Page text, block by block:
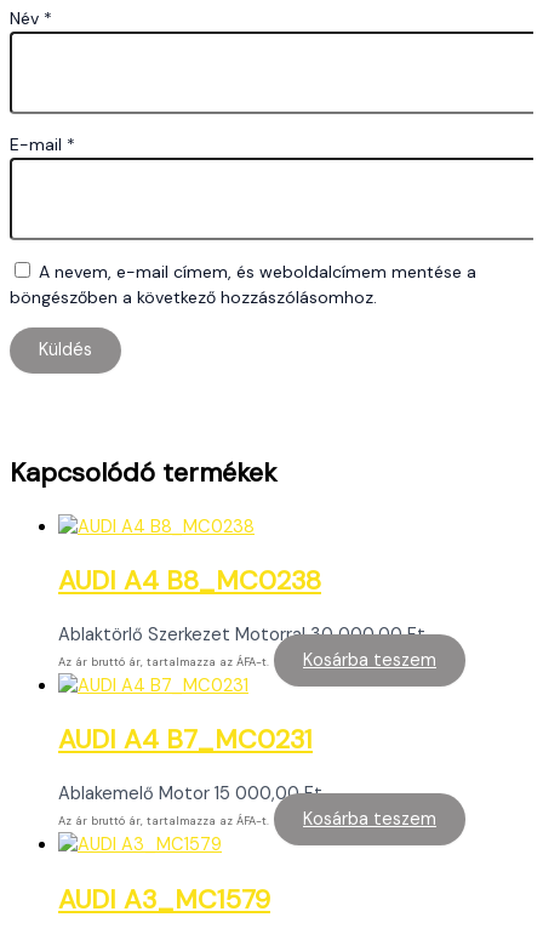
Név *
E-mail *
A nevem, e-mail címem, és weboldalcímem mentése a
böngészőben a következő hozzászólásomhoz.
Kapcsolódó termékek
AUDI A4 B8_MC0238
Ablaktörlő Szerkezet Motorral30 000,00Ft
Az ár bruttó ár, tartalmazza az ÁFA-t. Kosárba teszem
AUDI A4 B7_MC0231
Ablakemelő Motor 15 000,00Ft
Az ár bruttó ár, tartalmazza az ÁFA-t. Kosárba teszem
AUDI A3_MC1579